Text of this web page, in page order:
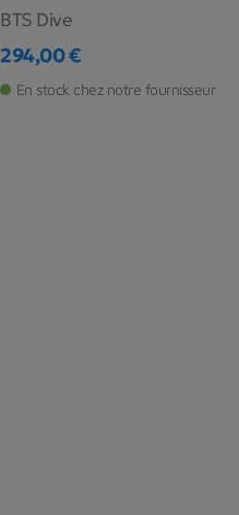
BTS Dive
Prix
294,00 €
En stock chez notre fournisseur